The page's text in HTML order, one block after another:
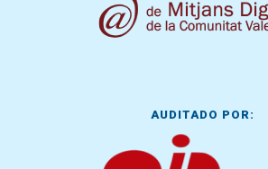
AUDITADO POR: